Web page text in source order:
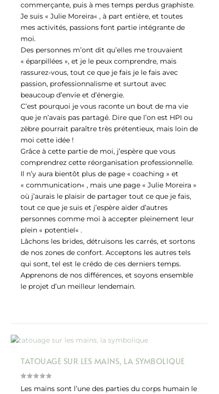
commerçante, puis à mes temps perdus graphiste.
Je suis « Julie Moreira« , à part entière, et toutes
mes activités, passions font partie intégrante de
moi.
Des personnes m’ont dit qu’elles me trouvaient
« éparpillées », et je le peux comprendre, mais
rassurez-vous, tout ce que je fais je le fais avec
passion, professionnalisme et surtout avec
beaucoup d’envie et d’énergie.
C’est pourquoi je vous raconte un bout de ma vie
que je n’avais pas partagé. Dire que l’on est HPI ou
zèbre pourrait paraître très prétentieux, mais loin de
moi cette idée !
Grâce à cette partie de moi, j’espère que vous
comprendrez cette réorganisation professionnelle.
Il n’y aura bientôt plus de page « coaching » et
« communication« , mais une page « Julie Moreira »
où j’aurais le plaisir de partager tout ce que je fais,
tout ce que je suis et j’espère aider d’autres
personnes comme moi à accepter pleinement leur
plein « potentiel« .
Lâchons les brides, détruisons les carrés, et sortons
de nos zones de confort. Acceptons les autres tels
qui sont, tel est le crédo de ces derniers temps.
Apprenons de nos différences, et soyons ensemble
le projet d’un meilleur lendemain.
TATOUAGE SUR LES MAINS, LA SYMBOLIQUE
Les mains sont l’une des parties du corps humain le